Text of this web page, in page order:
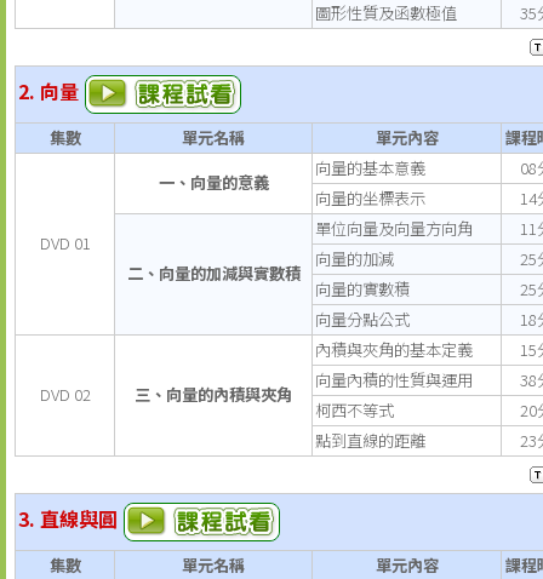
圖形性質及函數極值
35
2. 向量
集數 單元名稱 單元內容 課程
DVD 01
一、向量的意義
向量的基本意義
08
向量的坐標表示
14
二、向量的加減與實數積
單位向量及向量方向角
11
向量的加減
25
向量的實數積
25
向量分點公式
18
DVD 02 三、向量的內積與夾角
內積與夾角的基本定義
15
向量內積的性質與運用
38
柯西不等式
20
點到直線的距離
23
3. 直線與圓
集數 單元名稱 單元內容 課程